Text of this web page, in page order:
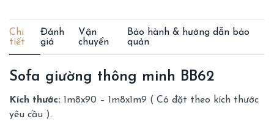
Chi
tiết
Đánh
giá
Vận
chuyển
Bảo hành & hướng dẫn bảo
quản
Sofa giường thông minh BB62
Kích thước: 1m8x90 – 1m8x1m9 ( Có đặt theo kích thước
yêu cầu ).